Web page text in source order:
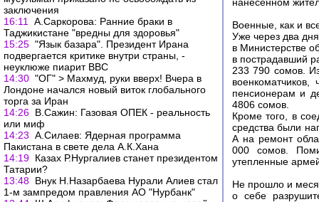
заключения
16:11
А.Саркорова: Ранние браки в
Таджикистане "вредны для здоровья"
15:25 "Язык базара". Президент Ирана
подвергается критике внутри страны, -
неуклюже пиарит ВВС
14:30 "ОГ" > Махмуд, руки вверх! Вчера в
Лондоне начался новый виток глобального
торга за Иран
14:26 В.Сажин: Газовая ОПЕК - реальность
или миф
14:23 А.Силаев: Ядерная программа
Пакистана в свете дела А.К.Хана
14:19 Казах Р.Нургалиев станет президентом
Татарии?
13:48 Внук Н.Назарбаева Нурали Алиев стал
1-м зампредом правления АО "Нурбанк"
Военные, как и
Уже через два
в Министерстве
в пострадавший
233 790 сомов.
пенсионерам и
4806 сомов.
Кроме того, в
средства были
А на ремонт
000 сомов.
утепленные
Не прошло и
о себе